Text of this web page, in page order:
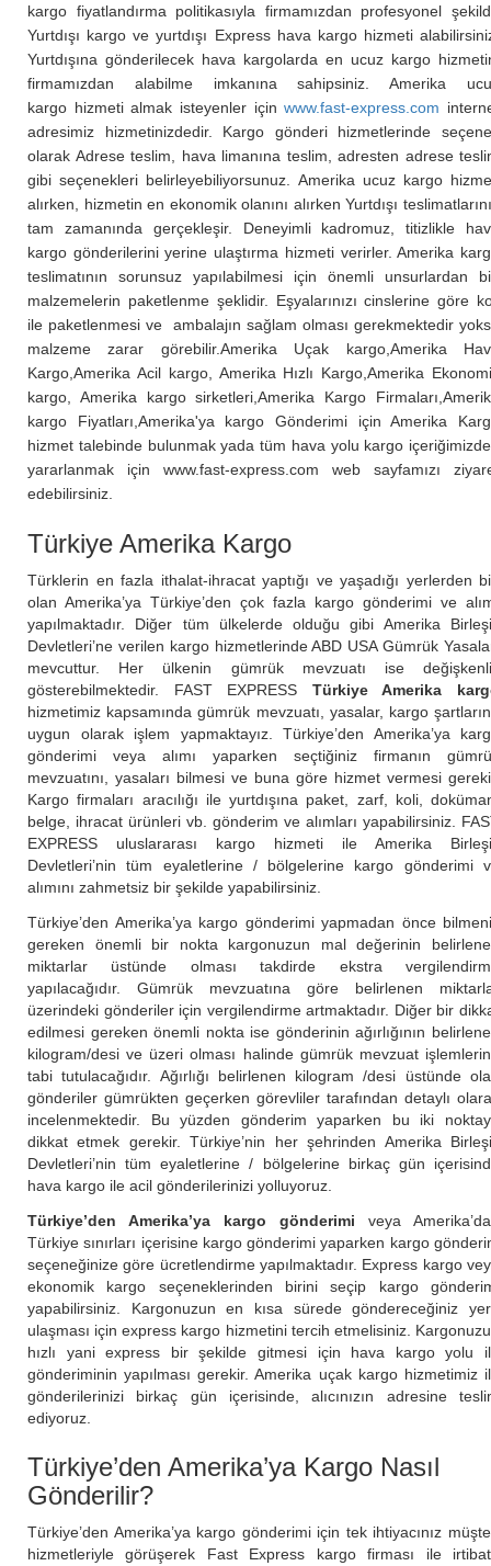
kargo fiyatlandırma politikasıyla firmamızdan profesyonel
Yurtdışı kargo ve yurtdışı Express hava kargo hizmeti
Yurtdışına gönderilecek hava kargolarda en ucuz kargo
firmamızdan alabilme imkanına sahipsiniz. Amerika
kargo hizmeti almak isteyenler içinwww.fast-express.com
adresimiz hizmetinizdedir. Kargo gönderi hizmetlerinde
olarak Adrese teslim, hava limanına teslim, adresten adrese
gibi seçenekleri belirleyebiliyorsunuz. Amerika ucuz kargo
alırken, hizmetin en ekonomik olanını alırken Yurtdışı
tam zamanında gerçekleşir. Deneyimli kadromuz, titizlikle
kargo gönderilerini yerine ulaştırma hizmeti verirler. Amerika
teslimatının sorunsuz yapılabilmesi için önemli unsurlardan
malzemelerin paketlenme şeklidir. Eşyalarınızı cinslerine göre
ile paketlenmesi ve ambalajın sağlam olması gerekmektedir
malzeme zarar görebilir.Amerika Uçak kargo,Amerika
Kargo,Amerika Acil kargo, Amerika Hızlı Kargo,Amerika
kargo, Amerika kargo sirketleri,Amerika Kargo
kargo Fiyatları,Amerika'ya kargo Gönderimi için Amerika
hizmet talebinde bulunmak yada tüm hava yolu kargo
yararlanmak için www.fast-express.com web sayfamızı
edebilirsiniz.
Türkiye Amerika Kargo
Türklerin en fazla ithalat-ihracat yaptığı ve yaşadığı yerlerden
olan Amerika’ya Türkiye’den çok fazla kargo gönderimi ve
yapılmaktadır. Diğer tüm ülkelerde olduğu gibi Amerika
Devletleri’ne verilen kargo hizmetlerinde ABD USA Gümrük
mevcuttur. Her ülkenin gümrük mevzuatı ise
gösterebilmektedir. FAST EXPRESS Türkiye Amerika
hizmetimiz kapsamında gümrük mevzuatı, yasalar, kargo
uygun olarak işlem yapmaktayız. Türkiye’den Amerika’ya
gönderimi veya alımı yaparken seçtiğiniz firmanın
mevzuatını, yasaları bilmesi ve buna göre hizmet vermesi
Kargo firmaları aracılığı ile yurtdışına paket, zarf, koli,
belge, ihracat ürünleri vb. gönderim ve alımları yapabilirsiniz.
EXPRESS uluslararası kargo hizmeti ile Amerika
Devletleri’nin tüm eyaletlerine / bölgelerine kargo gönderimi
alımını zahmetsiz bir şekilde yapabilirsiniz.
Türkiye’den Amerika’ya kargo gönderimi yapmadan önce
gereken önemli bir nokta kargonuzun mal değerinin
miktarlar üstünde olması takdirde ekstra
yapılacağıdır. Gümrük mevzuatına göre belirlenen
üzerindeki gönderiler için vergilendirme artmaktadır. Diğer bir
edilmesi gereken önemli nokta ise gönderinin ağırlığının
kilogram/desi ve üzeri olması halinde gümrük mevzuat
tabi tutulacağıdır. Ağırlığı belirlenen kilogram /desi üstünde
gönderiler gümrükten geçerken görevliler tarafından detaylı
incelenmektedir. Bu yüzden gönderim yaparken bu iki
dikkat etmek gerekir. Türkiye’nin her şehrinden Amerika
Devletleri’nin tüm eyaletlerine / bölgelerine birkaç gün
hava kargo ile acil gönderilerinizi yolluyoruz.
Türkiye’den Amerika’ya kargo gönderimi veya
Türkiye sınırları içerisine kargo gönderimi yaparken kargo
seçeneğinize göre ücretlendirme yapılmaktadır. Express kargo
ekonomik kargo seçeneklerinden birini seçip kargo
yapabilirsiniz. Kargonuzun en kısa sürede göndereceğiniz
ulaşması için express kargo hizmetini tercih etmelisiniz.
hızlı yani express bir şekilde gitmesi için hava kargo yolu
gönderiminin yapılması gerekir. Amerika uçak kargo hizmetimiz
gönderilerinizi birkaç gün içerisinde, alıcınızın adresine
ediyoruz.
Türkiye’den Amerika’ya Kargo Nasıl
Gönderilir?
Türkiye’den Amerika’ya kargo gönderimi için tek ihtiyacınız
hizmetleriyle görüşerek Fast Express kargo firması ile